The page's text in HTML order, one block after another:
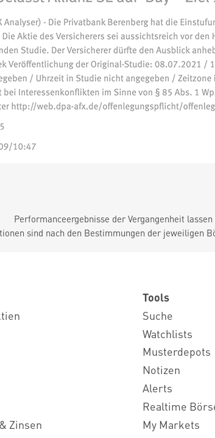
Performanceergebnisse der Vergangenheit
sind nach den Bestimmungen der jeweiligen
Zinsen
Tools
Suche
Watchlists
Musterdepots
Notizen
Alerts
Realtime
My Markets